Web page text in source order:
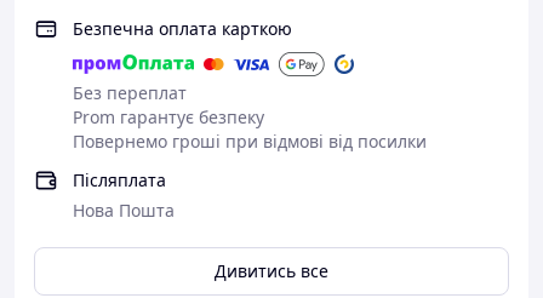
Безпечна оплата карткою
Без переплат
Prom гарантує безпеку
Повернемо гроші при відмові від посилки
Післяплата
Нова Пошта
Дивитись все